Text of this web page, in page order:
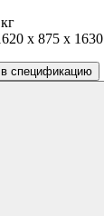
x 875 x 1630
спецификацию